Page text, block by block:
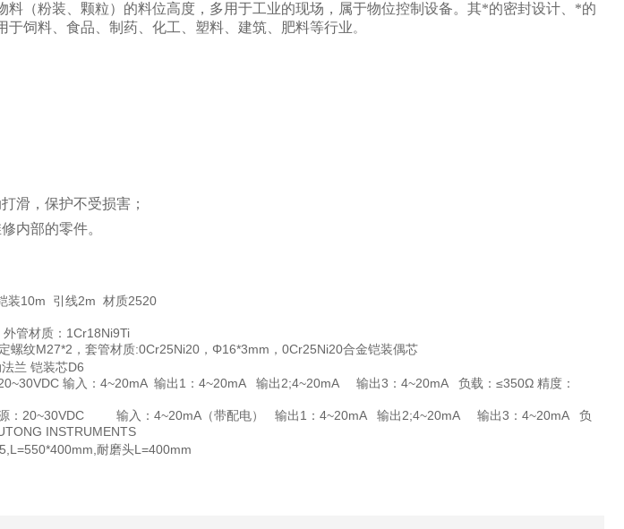
料（粉装、颗粒）的料位高度，多用于工业的现场，属于物位控制设备。其*的密封设计、*的
饲料、食品、制药、化工、塑料、建筑、肥料等行业。
滑，保护不受损害；
内部的零件。
装10m 引线2m 材质2520
管材质：1Cr18Ni9Ti
螺纹M27*2，套管材质:0Cr25Ni20，Φ16*3mm，0Cr25Ni20合金铠装偶芯
兰 铠装芯D6
输入：4~20mA 输出1：4~20mA 输出2;4~20mA 输出3：4~20mA 负载：≤350Ω 精度：
源：20~30VDC 输入：4~20mA（带配电） 输出1：4~20mA 输出2;4~20mA 输出3：4~20mA 负
INSTRUMENTS
耐磨头L=400mm